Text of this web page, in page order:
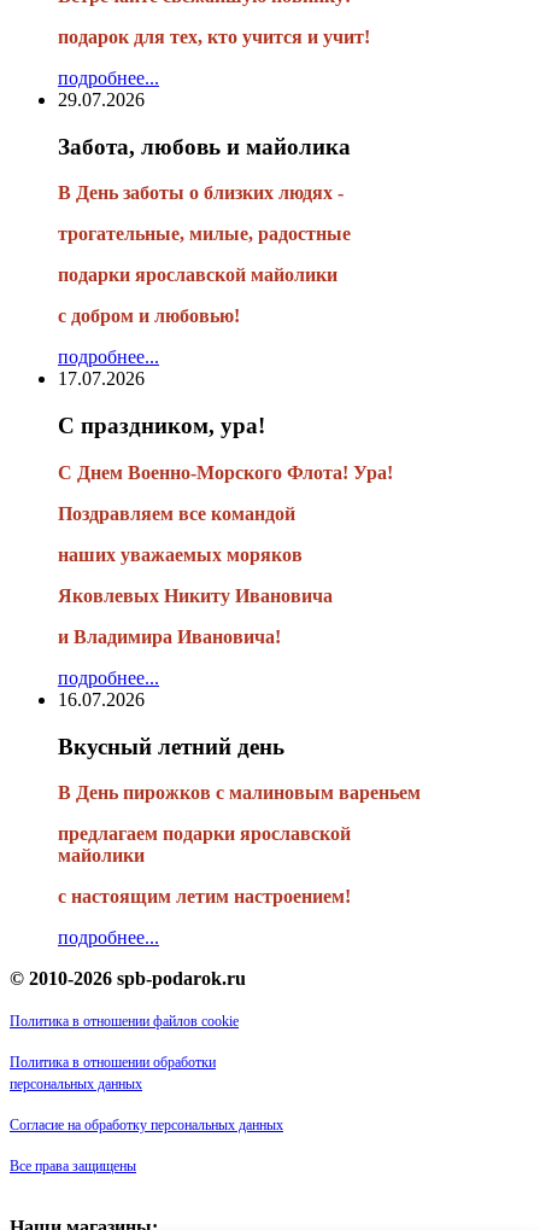
подарок для тех, кто учится и учит!
подробнее...
29.07.2026
Забота, любовь и майолика
В День заботы о близких людях -
трогательные, милые, радостные
подарки ярославской майолики
с добром и любовью!
подробнее...
17.07.2026
С праздником, ура!
С Днем Военно-Морского Флота! Ура!
Поздравляем все командой
наших уважаемых моряков
Яковлевых Никиту Ивановича
и Владимира Ивановича!
подробнее...
16.07.2026
Вкусный летний день
В День пирожков с малиновым вареньем
предлагаем подарки ярославской
майолики
с настоящим летим настроением!
подробнее...
© 2010-2026 spb-podarok.ru
Политика в отношении файлов cookie
Политика в отношении обработки
персональных данных
Согласие на обработку персональных данных
Все права защищены